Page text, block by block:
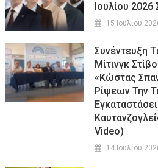
Ιουλίου
15 Ιουλίου
Συνέντευξη
Μίτινγκ
«Κώστας
Ρίψεων Την
Video)
14 Ιουλίου